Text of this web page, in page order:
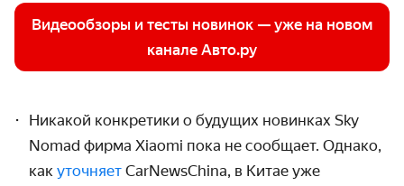
Видеообзоры и тесты новинок — уже на новом
канале Авто.ру
Никакой конкретики о будущих новинках Sky
Nomad фирма Xiaomi пока не сообщает. Однако,
как уточняет CarNewsChina, в Китае уже